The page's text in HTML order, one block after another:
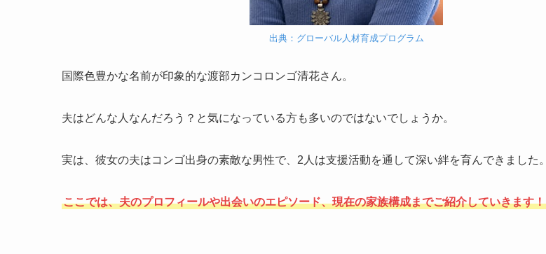
出典：グローバル人材育成プログラム
国際色豊かな名前が印象的な渡部カンコロンゴ清花さん。
夫はどんな人なんだろう？と気になっている方も多いのではないでしょうか。
実は、彼女の夫はコンゴ出身の素敵な男性で、2人は支援活動を通して深い絆を育んできました。
ここでは、夫のプロフィールや出会いのエピソード、現在の家族構成までご紹介していきます！